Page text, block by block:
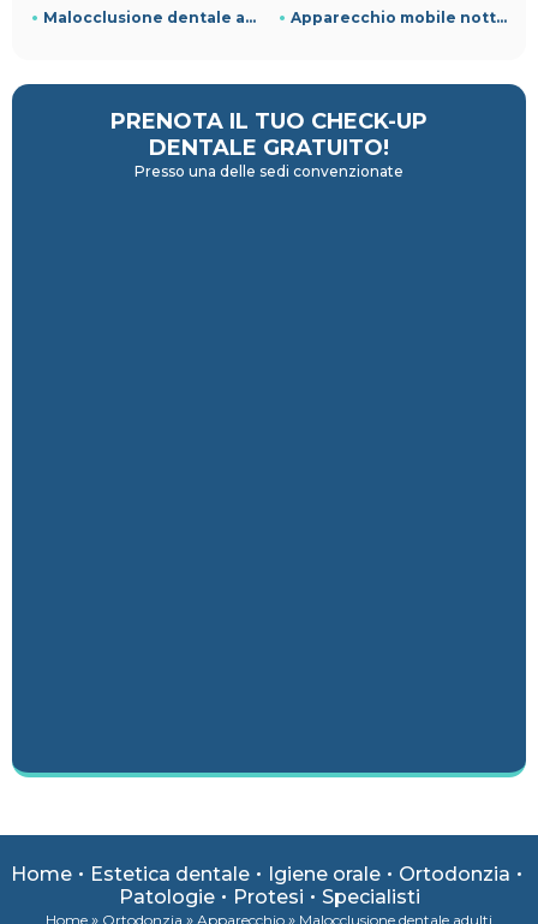
Malocclusione dentale adulti Apparecchio mobile notturno
PRENOTA IL TUO CHECK-UP
DENTALE GRATUITO!
Presso una delle sedi convenzionate
Home Estetica dentale Igiene orale
Ortodonzia
Patologie
Protesi Specialisti
Home » Ortodonzia » Apparecchio » Malocclusione dentale adulti